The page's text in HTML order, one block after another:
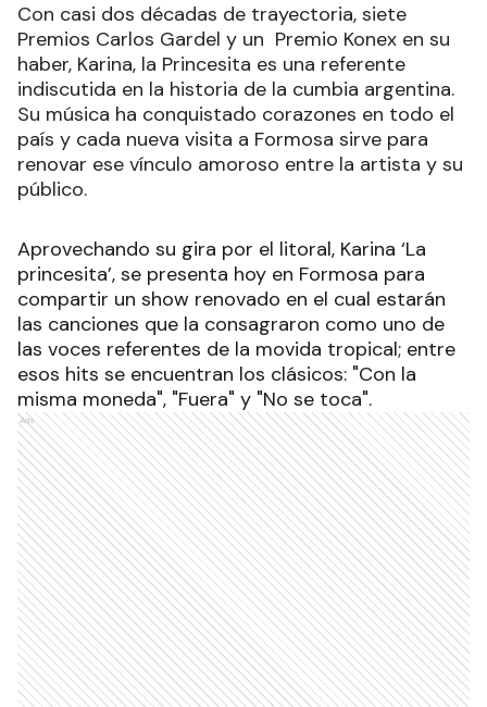
Con casi dos décadas de trayectoria, siete
Premios Carlos Gardel y un Premio Konex en su
haber, Karina, la Princesita es una referente
indiscutida en la historia de la cumbia argentina.
Su música ha conquistado corazones en todo el
país y cada nueva visita a Formosa sirve para
renovar ese vínculo amoroso entre la artista y su
público.
Aprovechando su gira por el litoral, Karina ‘La
princesita’, se presenta hoy en Formosa para
compartir un show renovado en el cual estarán
las canciones que la consagraron como uno de
las voces referentes de la movida tropical; entre
esos hits se encuentran los clásicos: "Con la
misma moneda", "Fuera" y "No se toca".
Ads